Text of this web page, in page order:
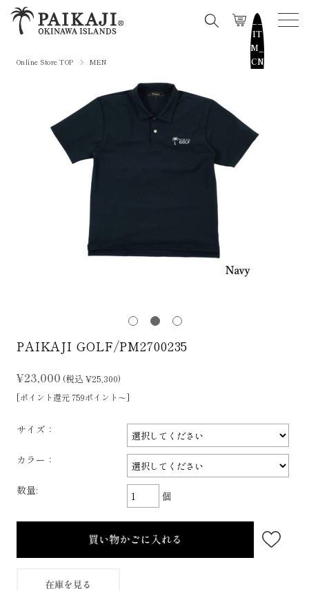
__
IT
M_
CN
Online Store TOP MEN
PAIKAJI GOLF/PM2700235
¥23,000 (税込 ¥25,300)
[ポイント還元 759ポイント～]
サイズ：
カラー：
数量: 個